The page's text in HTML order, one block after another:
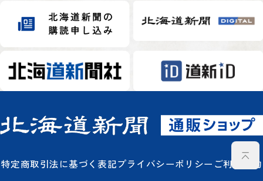
特定商取引法に基づく表記プライバシーポリシー ご利用規約